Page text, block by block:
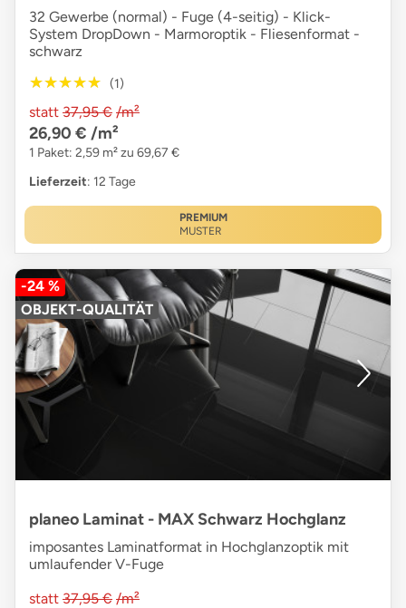
32 Gewerbe (normal) - Fuge (4-seitig) - Klick-
System DropDown - Marmoroptik - Fliesenformat -
schwarz
★★★★★
★★★★★ (1)
statt 37,95 € /m²
26,90 € /m²
1 Paket: 2,59 m² zu 69,67 €
Lieferzeit: 12 Tage
PREMIUM
MUSTER
-24 %
OBJEKT-QUALITÄT
planeo Laminat - MAX Schwarz Hochglanz
imposantes Laminatformat in Hochglanzoptik mit
umlaufender V-Fuge
statt 37,95 € /m²